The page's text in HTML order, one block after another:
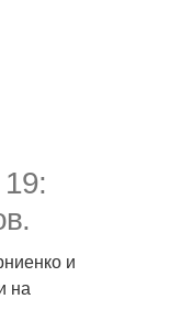
и
на